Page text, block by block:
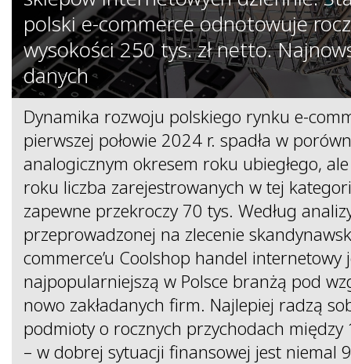
polski e-commerce odnotowuje
wysokości 250 tys. zł netto.
danych
Dynamika rozwoju polskiego rynku e-
pierwszej połowie 2024 r. spadła w
analogicznym okresem roku ubiegłego,
roku liczba zarejestrowanych w tej
zapewne przekroczy 70 tys. Według
przeprowadzonej na zlecenie
commerce’u Coolshop handel internetowy
najpopularniejszą w Polsce branżą pod
nowo zakładanych firm. Najlepiej radzą
podmioty o rocznych przychodach między
– w dobrej sytuacji finansowej jest niemal